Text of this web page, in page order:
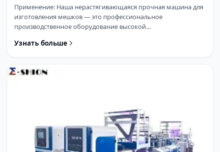
Применение: Наша нерастягивающаяся прочная машина для
изготовления мешков — это профессиональное
производственное оборудование высокой
сценариев упаковки тяжелых грузов....
Узнать больше